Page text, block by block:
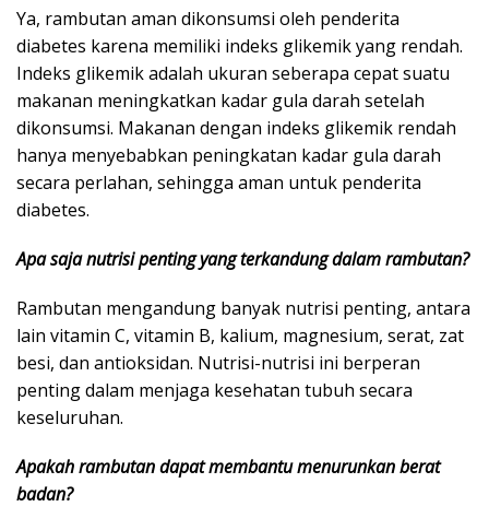
Ya, rambutan aman dikonsumsi oleh penderita
diabetes karena memiliki indeks glikemik yang rendah.
Indeks glikemik adalah ukuran seberapa cepat suatu
makanan meningkatkan kadar gula darah setelah
dikonsumsi. Makanan dengan indeks glikemik rendah
hanya menyebabkan peningkatan kadar gula darah
secara perlahan, sehingga aman untuk penderita
diabetes.
Apa saja nutrisi penting yang terkandung dalam rambutan?
Rambutan mengandung banyak nutrisi penting, antara
lain vitamin C, vitamin B, kalium, magnesium, serat, zat
besi, dan antioksidan. Nutrisi-nutrisi ini berperan
penting dalam menjaga kesehatan tubuh secara
keseluruhan.
Apakah rambutan dapat membantu menurunkan berat
badan?